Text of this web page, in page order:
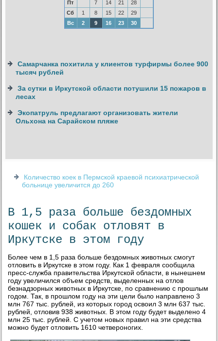
Пт
7 14 21
28
Сб
1 8 15 22
29
Вс
2 9 16 23 30
Самарчанка похитила у клиентов турфирмы более 900
тысяч рублей
За сутки в Иркутской области потушили 15 пожаров в
лесах
Экопатруль предлагают организовать жители
Ольхона на Сарайском пляже
Количество коек в Пермской краевой психиатрической
больнице увеличится до 260
В 1,5 раза больше бездомных
кошек и собак отловят в
Иркутске в этом году
Более чем в 1,5 раза больше бездомных животных смогут
отловить в Иркутске в этом году. Как 1 февраля сообщила
пресс-служба правительства Иркутской области, в нынешнем
году увеличился объем средств, выделенных на отлов
безнадзорных животных в Иркутске, по сравнению с прошлым
годом. Так, в прошлом году на эти цели было направлено 3
млн 767 тыс. рублей, из которых город освоил 3 млн 637 тыс.
рублей, отловив 938 животных. В этом году будет выделено 4
млн 25 тыс. рублей. С учетом новых правил на эти средства
можно будет отловить 1610 четвероногих.